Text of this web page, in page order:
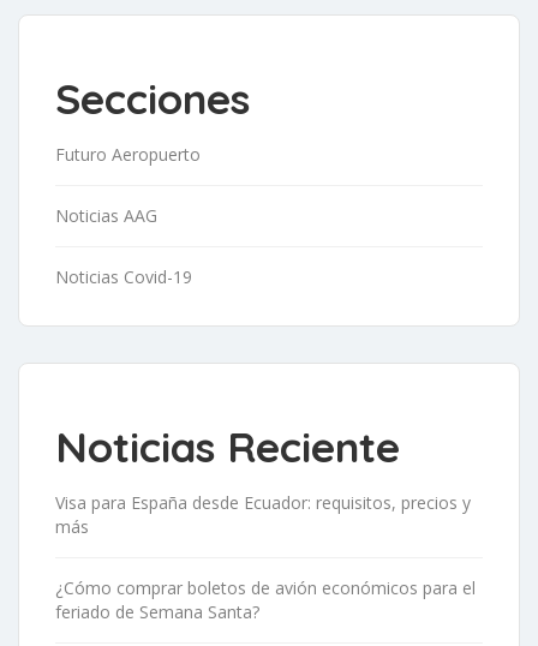
Secciones
Futuro Aeropuerto
Noticias AAG
Noticias Covid-19
Noticias Reciente
Visa para España desde Ecuador: requisitos, precios y
más
¿Cómo comprar boletos de avión económicos para el
feriado de Semana Santa?